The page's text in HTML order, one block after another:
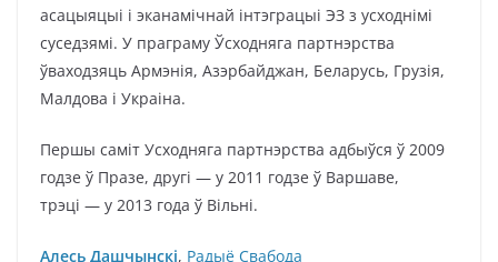
асацыяцыі і эканамічнай інтэграцыі ЭЗ з усходнімі
суседзямі. У праграму Ўсходняга партнэрства
ўваходзяць Армэнія, Азэрбайджан, Беларусь, Грузія,
Малдова і Украіна.
Першы саміт Усходняга партнэрства адбыўся ў 2009
годзе ў Празе, другі — у 2011 годзе ў Варшаве,
трэці — у 2013 года ў Вільні.
Алесь Дашчынскі, Радыё Свабода